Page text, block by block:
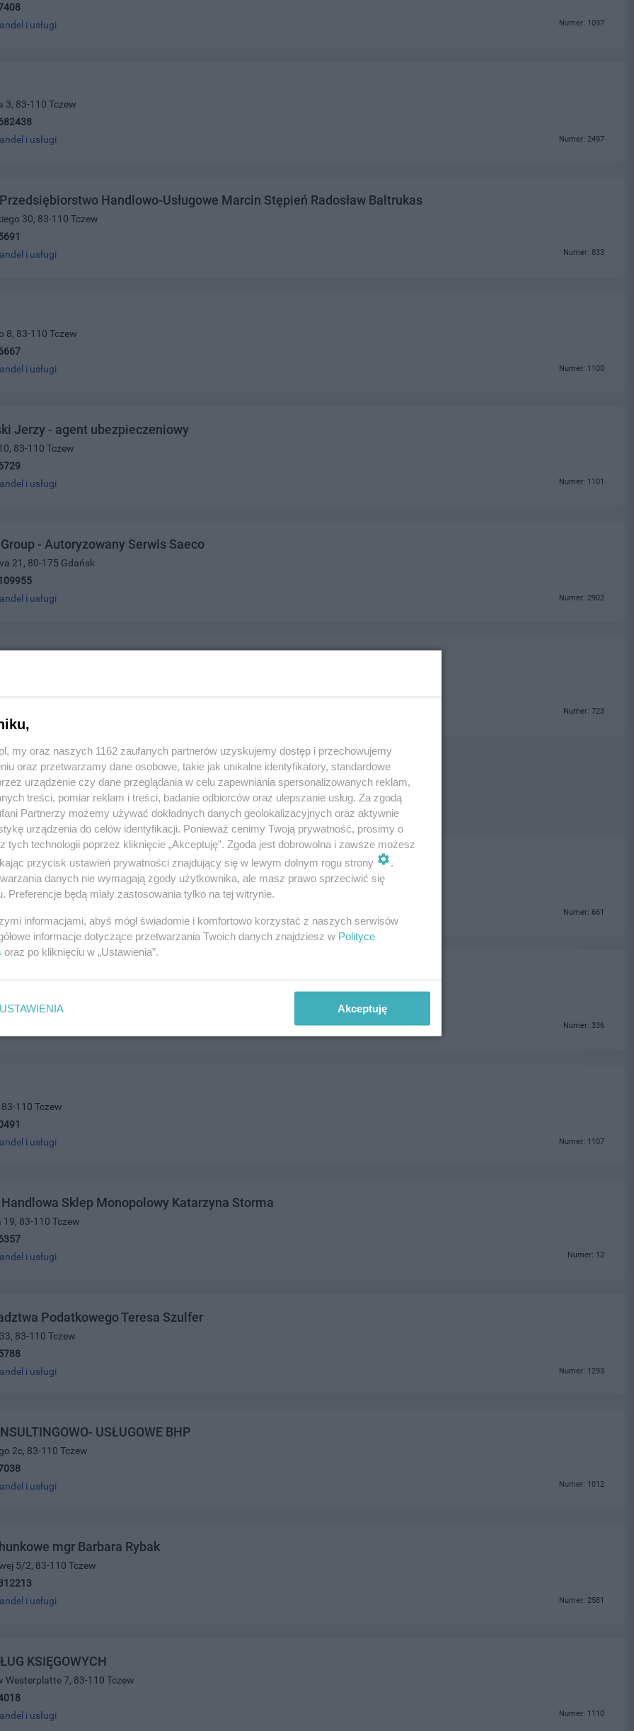
i usługi Numer: 1097
3, 83-110 Tczew
i usługi Numer: 2497
Handlowo-Usługowe Marcin Stępień Radosław Baltrukas
30, 83-110 Tczew
i usługi Numer: 833
8, 83-110 Tczew
i usługi Numer: 1100
Jerzy - agent ubezpieczeniowy
83-110 Tczew
i usługi Numer: 1101
- Autoryzowany Serwis Saeco
21, 80-175 Gdańsk
i usługi Numer: 2902
16, 83-110 Tczew
Numer: 723
Piekarnia
83-110 Tczew
Numer: 661
Numer: 336
110 Tczew
i usługi Numer: 1107
Sklep Monopolowy Katarzyna Storma
83-110 Tczew
i usługi Numer: 12
Podatkowego Teresa Szulfer
83-110 Tczew
i usługi Numer: 1293
USŁUGOWE BHP
2c, 83-110 Tczew
i usługi Numer: 1012
mgr Barbara Rybak
5/2, 83-110 Tczew
i usługi Numer: 2581
KSIĘGOWYCH
Westerplatte 7, 83-110 Tczew
i usługi Numer: 1110
my oraz naszych 1162 zaufanych partnerów uzyskujemy dostęp i przechowujemy
oraz przetwarzamy dane osobowe, takie jak unikalne identyfikatory, standardowe
urządzenie czy dane przeglądania w celu zapewniania spersonalizowanych reklam,
treści, pomiar reklam i treści, badanie odbiorców oraz ulepszanie usług. Za zgodą
Partnerzy możemy używać dokładnych danych geolokalizacyjnych oraz aktywnie
urządzenia do celów identyfikacji. Ponieważ cenimy Twoją prywatność, prosimy o
tych technologii poprzez kliknięcie „Akceptuję”. Zgoda jest dobrowolna i zawsze możesz
przycisk ustawień prywatności znajdujący się w lewym dolnym rogu strony
.
danych nie wymagają zgody użytkownika, ale masz prawo sprzeciwić się
Preferencje będą miały zastosowania tylko na tej witrynie.
informacjami, abyś mógł świadomie i komfortowo korzystać z naszych serwisów
informacje dotyczące przetwarzania Twoich danych znajdziesz w Polityce
oraz po kliknięciu w „Ustawienia”.
USTAWIENIA Akceptuję